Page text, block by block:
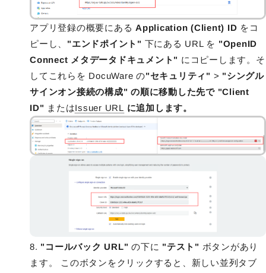
アプリ登録の概要にある Application (Client) ID をコ
ピーし、 "エンドポイント" 下にある URL を "OpenID
Connect メタデータドキュメント" にコピーします。そ
してこれらを DocuWare の"セキュリティ" > "シングル
サインオン接続の構成" の順に移動した先で "Client
ID" またはIssuer URL に追加します。
8. "コールバック URL" の下に "テスト" ボタンがあり
ます。 このボタンをクリックすると、新しい並列タブ